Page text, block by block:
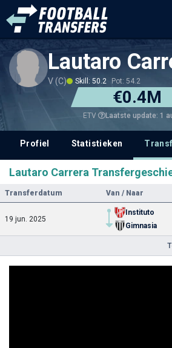
Lautaro
V (C) Skill: 50.2 Pot: 54.2
€0.4M
ETV Laatste update: 1
Profiel Statistieken
Lautaro Carrera
Transferdatum Van / Naar
19 jun. 2025
Instituto
Gimnasia